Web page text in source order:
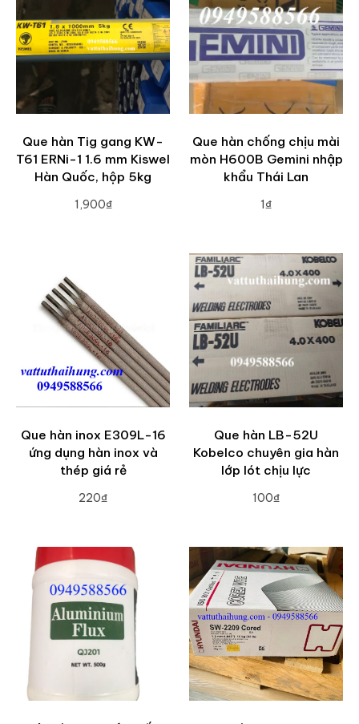
Que hàn Tig gang KW-
T61 ERNi-1 1.6 mm Kiswel
Hàn Quốc, hộp 5kg
1,900₫
Que hàn chống chịu mài
mòn H600B Gemini nhập
khẩu Thái Lan
1₫
Que hàn inox E309L-16
ứng dụng hàn inox và
thép giá rẻ
220₫
Que hàn LB-52U
Kobelco chuyên gia hàn
lớp lót chịu lực
100₫